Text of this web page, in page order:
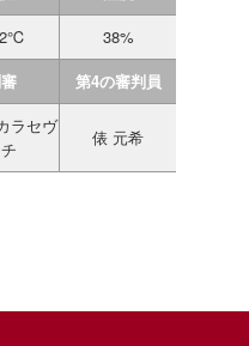
38%
第4の審判員
ラセヴ
俵 元希